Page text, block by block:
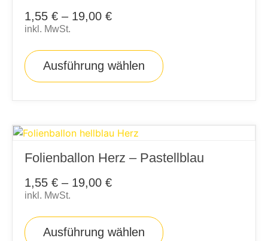
1,55 € – 19,00 €
inkl. MwSt.
Ausführung wählen
Folienballon Herz – Pastellblau
1,55 € – 19,00 €
inkl. MwSt.
Ausführung wählen